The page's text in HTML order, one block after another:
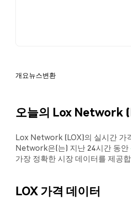
개요뉴스변환
오늘의 Lox Network
Lox Network (LOX)의 실시간 가
Network은(는) 지난 24시간 동안
가장 정확한 시장 데이터를 제공
LOX 가격 데이터